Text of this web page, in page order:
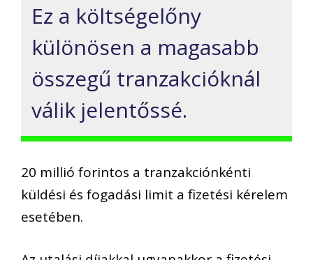
Ez a költségelőny
különösen a magasabb
összegű tranzakcióknál
válik jelentőssé.
20 millió forintos a tranzakciónkénti
küldési és fogadási limit a fizetési kérelem
esetében.